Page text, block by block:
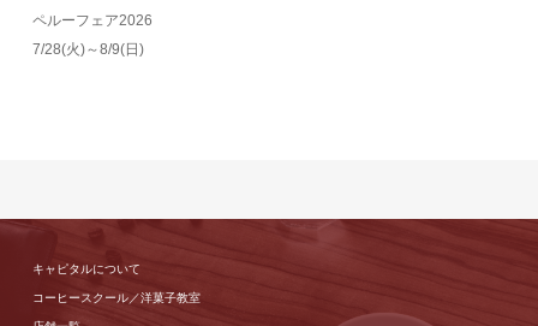
ペルーフェア2026
7/28(火)～8/9(日)
キャピタルについて
コーヒースクール／洋菓子教室